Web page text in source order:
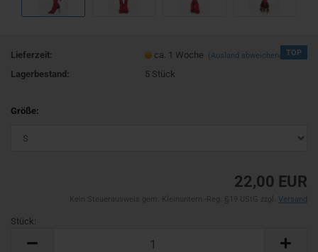
TOP
Lieferzeit: ca. 1 Woche (Ausland abweichend)
Lagerbestand: 5 Stück
Größe:
22,00 EUR
Versand
Stück: